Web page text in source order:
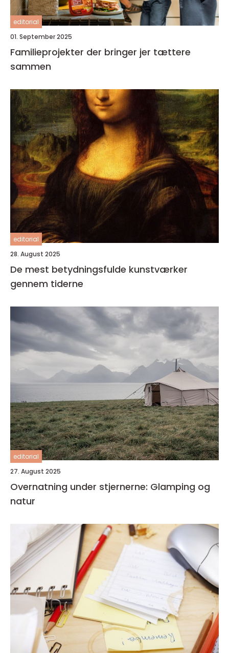
editorial
01. September 2025
Familieprojekter der bringer jer tættere
sammen
editorial
28. August 2025
De mest betydningsfulde kunstværker
gennem tiderne
editorial
27. August 2025
Overnatning under stjernerne: Glamping og
natur